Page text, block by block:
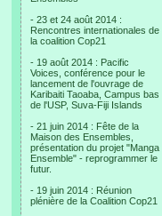
- 23 et 24 août 2014 :
Rencontres internationales de
la coalition Cop21
- 19 août 2014 : Pacific
Voices, conférence pour le
lancement de l'ouvrage de
Karibaiti Taoaba, Campus bas
de l'USP, Suva-Fiji Islands
- 21 juin 2014 : Fête de la
Maison des Ensembles,
présentation du projet "Manga
Ensemble" - reprogrammer le
futur.
- 19 juin 2014 : Réunion
plénière de la Coalition Cop21